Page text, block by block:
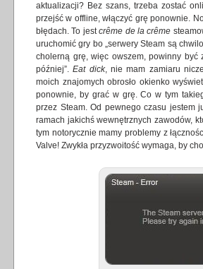
aktualizacji? Bez szans, trzeba zostać
przejść w offline, włączyć grę ponownie.
błędach. To jestcrême de la crême
uruchomić gry bo „serwery Steam są
cholerną grę, więc owszem, powinny
później”.Eat dick, nie mam zamiaru
moich znajomych obrosło okienko
ponownie, by grać w grę. Co w tym
przez Steam. Od pewnego czasu jestem
ramach jakichś wewnętrznych zawodów,
tym notorycznie mamy problemy z
Valve! Zwykła przyzwoitość wymaga, by